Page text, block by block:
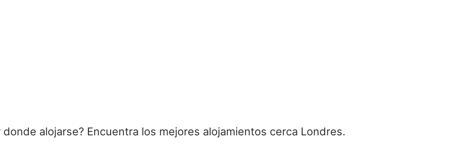
alojarse? Encuentra los mejores alojamientos cerca Londres.